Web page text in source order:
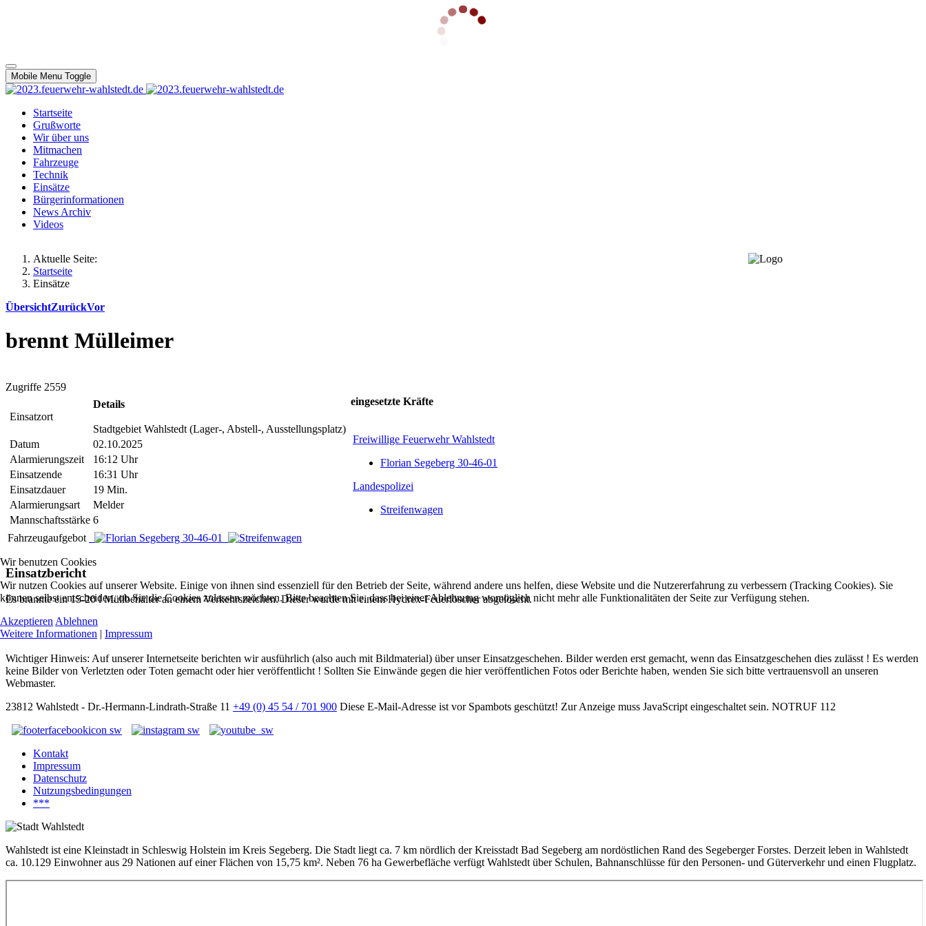
Mobile Menu Toggle
Startseite
Grußworte
Wir über uns
Mitmachen
Fahrzeuge
Technik
Einsätze
Bürgerinformationen
News Archiv
Videos
Aktuelle Seite:
Startseite
Einsätze
ÜbersichtZurückVor
brennt Mülleimer
Zugriffe 2559
Einsatzort
Details
Stadtgebiet Wahlstedt (Lager-, Abstell-, Ausstellungsplatz)
Datum
02.10.2025
Alarmierungszeit
16:12 Uhr
Einsatzende
16:31 Uhr
Einsatzdauer
19 Min.
Alarmierungsart
Melder
Mannschaftsstärke 6
eingesetzte Kräfte
Freiwillige Feuerwehr Wahlstedt
Florian Segeberg 30-46-01
Landespolizei
Streifenwagen
Fahrzeugaufgebot
Einsatzbericht
Es brannte ein 15-20 l Müllbehälter an einem Verkehrszeichen. Dieser wurde mit einem Hydrex-Feuerlöscher abgelöscht.
Wichtiger Hinweis: Auf unserer Internetseite berichten wir ausführlich (also auch mit Bildmaterial) über unser Einsatzgeschehen. Bilder werden erst gemacht, wenn das Einsatzgeschehen dies zulässt ! Es werden
keine Bilder von Verletzten oder Toten gemacht oder hier veröffentlicht ! Sollten Sie Einwände gegen die hier veröffentlichen Fotos oder Berichte haben, wenden Sie sich bitte vertrauensvoll an unseren
Webmaster.
23812 Wahlstedt - Dr.-Hermann-Lindrath-Straße 11 +49 (0) 45 54 / 701 900 Diese E-Mail-Adresse ist vor Spambots geschützt! Zur Anzeige muss JavaScript eingeschaltet sein. NOTRUF 112
Kontakt
Impressum
Datenschutz
Nutzungsbedingungen
***
Wahlstedt ist eine Kleinstadt in Schleswig Holstein im Kreis Segeberg. Die Stadt liegt ca. 7 km nördlich der Kreisstadt Bad Segeberg am nordöstlichen Rand des Segeberger Forstes. Derzeit leben in Wahlstedt
ca. 10.129 Einwohner aus 29 Nationen auf einer Flächen von 15,75 km². Neben 76 ha Gewerbefläche verfügt Wahlstedt über Schulen, Bahnanschlüsse für den Personen- und Güterverkehr und einen Flugplatz.
Wir benutzen Cookies
Wir nutzen Cookies auf unserer Website. Einige von ihnen sind essenziell für den Betrieb der Seite, während andere uns helfen, diese Website und die Nutzererfahrung zu verbessern (Tracking Cookies). Sie
können selbst entscheiden, ob Sie die Cookies zulassen möchten. Bitte beachten Sie, dass bei einer Ablehnung womöglich nicht mehr alle Funktionalitäten der Seite zur Verfügung stehen.
Akzeptieren Ablehnen
Weitere Informationen | Impressum